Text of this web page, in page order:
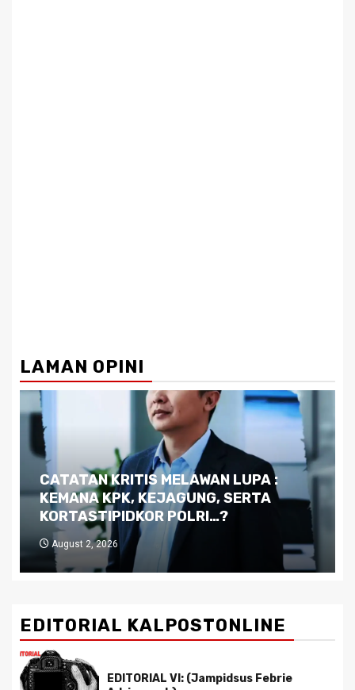
LAMAN OPINI
Dilema Kaltim di Tengah Krisis:
Kutukan Sumber Daya Alam dan
Pemimpin yang Tak Kreatif
July 29, 2026
EDITORIAL KALPOSTONLINE
EDITORIAL VI: (Jampidsus Febrie